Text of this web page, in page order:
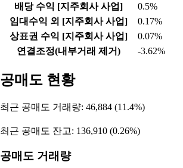
배당 수익 [지주회사 사업]
0.5%
임대수익 외 [지주회사 사업]
0.17%
상표권 수익 [지주회사 사업]
0.07%
연결조정(내부거래 제거)
-3.62%
공매도 현황
최근 공매도 거래량: 46,884 (11.4%)
최근 공매도 잔고: 136,910 (0.26%)
공매도 거래량